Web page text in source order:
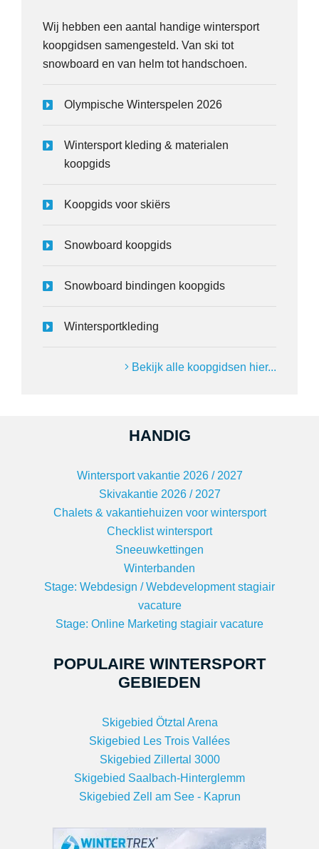
Wij hebben een aantal handige wintersport
koopgidsen samengesteld. Van ski tot
snowboard en van helm tot handschoen.
Olympische Winterspelen 2026
Wintersport kleding & materialen
koopgids
Koopgids voor skiërs
Snowboard koopgids
Snowboard bindingen koopgids
Wintersportkleding
Bekijk alle koopgidsen hier...
HANDIG
Wintersport vakantie 2026 / 2027
Skivakantie 2026 / 2027
Chalets & vakantiehuizen voor wintersport
Checklist wintersport
Sneeuwkettingen
Winterbanden
Stage: Webdesign / Webdevelopment stagiair
vacature
Stage: Online Marketing stagiair vacature
POPULAIRE WINTERSPORT
GEBIEDEN
Skigebied Ötztal Arena
Skigebied Les Trois Vallées
Skigebied Zillertal 3000
Skigebied Saalbach-Hinterglemm
Skigebied Zell am See - Kaprun